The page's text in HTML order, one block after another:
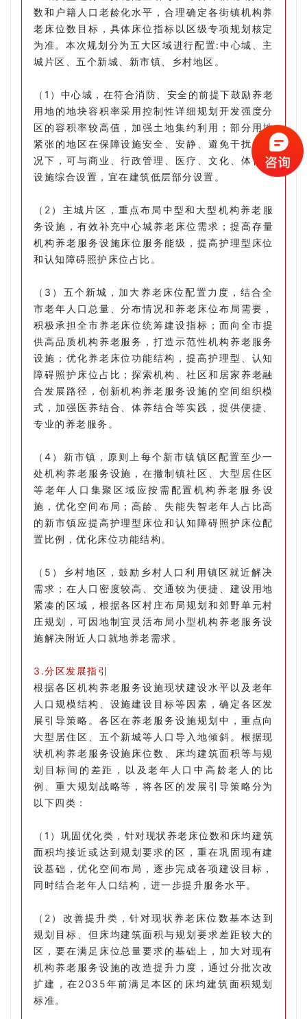
数和户籍人口老龄化水平，合理确定各街镇机构养
老床位数目标，具体床位指标以区级专项规划核定
为准。本次规划分为五大区域进行配置:中心城、主
城片区、五个新城、新市镇、乡村地区。
（1）中心城，在符合消防、安全的前提下鼓励养老
用地的地块容积率采用控制性详细规划开发强度分
区的容积率较高值，加强土地集约利用；部分用地
紧张的地区在保障设施安全、安静、避免干扰的情
况下，可与商业、行政管理、医疗、文化、体育等
设施综合设置，宜在建筑低层部分设置。
（2）主城片区，重点布局中型和大型机构养老服
务设施，有效补充中心城养老床位需求；提高存量
机构养老服务设施床位服务能级，提高护理型床位
和认知障碍照护床位占比。
（3）五个新城，加大养老床位配置力度，结合全
市老年人口总量、分布情况和养老床位布局需要，
积极承担全市养老床位统筹建设指标；面向全市提
供高品质机构养老服务，打造示范性机构养老服务
设施；优化养老床位功能结构，提高护理型、认知
障碍照护床位占比；探索机构、社区和居家养老融
合发展路径，创新机构养老服务设施的空间组织模
式，加强医养结合、体养结合等实践，提供便捷、
专业的养老服务。
（4）新市镇，原则上每个新市镇镇区配置至少一
处机构养老服务设施，在撤制镇社区、大型居住区
等老年人口集聚区域应按需配置机构养老服务设
施，优化空间布局；高龄、失能失智老年人占比高
的新市镇应提高护理型床位和认知障碍照护床位配
置比例，优化床位功能结构。
（5）乡村地区，鼓励乡村人口利用镇区就近解决
需求；在人口密度较高、交通较为便捷、建设用地
紧凑的区域，根据各区村庄布局规划和郊野单元村
庄规划，可因地制宜灵活布局小型机构养老服务设
施解决附近人口就地养老需求。
3.分区发展指引
根据各区机构养老服务设施现状建设水平以及老年
人口规模结构、设施建设目标等因素，确定各区发
展引导策略。各区在养老服务设施规划中，重点向
大型居住区、五个新城等人口导入地倾斜。根据现
状机构养老服务设施床位数、床均建筑面积等与规
划目标间的差距，以及老年人口中高龄老人的比
例、重大规划战略等，将各区的发展引导策略分为
以下四类：
（1）巩固优化类，针对现状养老床位数和床均建筑
面积均接近或达到规划要求的区，重在巩固现有建
设基础，优化空间布局，逐步完成各项建设目标，
同时结合老年人口结构，进一步提升服务水平。
（2）改善提升类，针对现状养老床位数基本达到
规划目标、但床均建筑面积与规划要求差距较大的
区，要在满足床位总量要求的基础上，加大对现有
机构养老服务设施的改造提升力度，通过分批次改
扩建，在2035年前满足本区的床均建筑面积规划
标准。